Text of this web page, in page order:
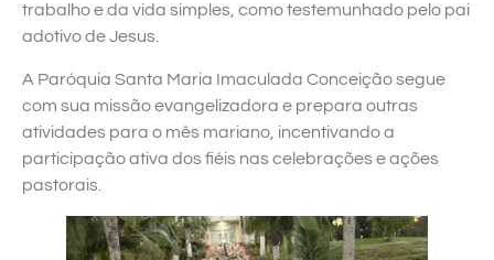
trabalho e da vida simples, como testemunhado pelo pai
adotivo de Jesus.
A Paróquia Santa Maria Imaculada Conceição segue
com sua missão evangelizadora e prepara outras
atividades para o mês mariano, incentivando a
participação ativa dos fiéis nas celebrações e ações
pastorais.